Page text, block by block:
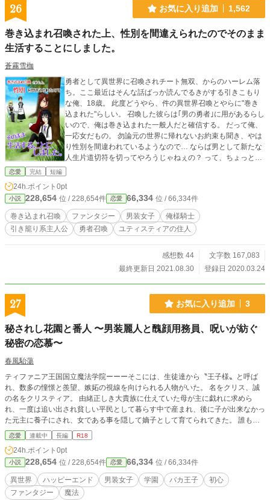
26 お気に入り追加 1,562
巻き込まれ召喚された上、性別を間違えられたのでそのまま
生活することにしました。
蒼霧雪枷
勇者として異世界に召喚されチート無双、からのハーレム落
ち。ここ最近はそんな話ばっか読んでるきがする引きこもり
な俺、18歳。 此度どうやら、件の異世界召喚とやらに"巻き
込まれた"らしい。 召喚した彼らは｢男の勇者｣に用があるらし
いので、俺は巻き込まれた一般人だと確信する。 だって俺、
一応女だもの。 勿論元の世界に帰れないお約束も聞き、やは
り性別を間違われているようなので… ならば男として新たな
人生片道切符を切ってやろうじゃねぇの？ って、ちょっと待
て。俺は一般人Aでいいんだ、そんなオマケが実はチート持っ
ません！！！ 性別を間違われた男勝りな男装少女が、王弟殿
下と友人になり、とある俺様何様騎士様を引っ掻き回し、勇
者から全力逃走する話。 ────────── 突発的に書きたく
なって書いた産物。 会話文の量が極端だったりする。読みに
くかったらすみません。 他の小説の更新まだかよこの野郎っ
お気に入り登録数50突破記念ssを投稿してすぐに100越え
るもんだからそっと笑ってる。ありがたい限りです。 4/4 通
オマケを投げることもあるかも知れませんが、ここまでお付
めました。え、早い？投稿頻度は少ないからいいかなってさ
恋愛 完結 短編
24h.ポイント 0pt
小説 228,654 位 / 228,654件 恋愛 66,334 位 / 66,334件
巻き込まれ召喚 ファンタジー 男装女子
俺様騎士
引き籠り系主人公
勇者召喚 ユティスティアの住人
感想数 44
文字数 167,083
最終更新日 2021.08.30
登録日 2020.03.24
27 お気に入り追加 3
秘されし花園と番人 〜男装麗人と醜顔用務員、呪いが紡ぐ
秘密の恋慕〜
春風駘蕩
ティファニア王国国立魔法学院ーーーそこには、生徒達から〝王子様〟と呼ば
れ、数多の憧憬と羨望、嫉妬の視線を向けられる人物がいた。 名をクリス、誠
の名をクリスティア。 由緒正しき大貴族に仕えていた母が主に戯れに求めら
れ、一度は追い出され貧しい平民として暮らす中で産まれ、後に子が出来なかっ
た元主に養子にされ、女である事を隠して嫡子として育てられてきた。 誰も頼
れず、弱みは見せられず、多くの子女に慕われながらも孤独に生きる他になかっ
た男装少女クリスティア。 そんな彼女にただ一人、素直な気持ちをこぼせる相
手ができる。 ジンという名の、異形の体を持つ醜くも心優しい逞しい男。学院
の子女達に煙たがられながら、黙々と雑務をこなす寡黙な奴隷。 深く関わる事
のなかった、真逆の立場にいる二人は、一つの事件をきっかけに奇妙な関係性を
築く事となる。 学院の〝王子様〟に刻まれた淫らな『呪い』……それを鎮める
嫌われ者の異形の男ーーーこれは、隔意や偏見に抗ったある麗人と異形の恋物
恋愛 連載中 長編 R18
24h.ポイント 0pt
小説 228,654 位 / 228,654件 恋愛 66,334 位 / 66,334件
異世界 ハッピーエンド 男装女子 学園 バカ王子
初心
ファンタジー
魔法